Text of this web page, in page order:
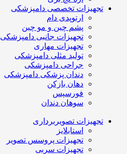
تجهیزات تخصصی دامپزشکی
ارتوپدی دام
پشم چین و مو چین
تجهیزات جانبی دامپزشکی
تجهیزات مهاری
تولید مثلی دامپزشکی
جراحی دامپزشکی
دندان پزشکی دامپزشکی
دهان بازکن
فورسپس
سوهان دندان
تجهیزات تصویربرداری
استابلایز
تجهیزات پروسس تصویر
تجهیزات سربی